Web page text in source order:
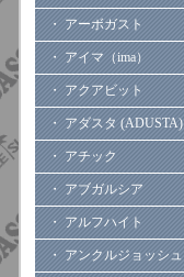
・ アーボガスト
・ アイマ（ima）
・ アクアビット
・ アダスタ (ADUSTA)
・ アチック
・ アブガルシア
・ アルフハイト
・ アンクルジョッシュ